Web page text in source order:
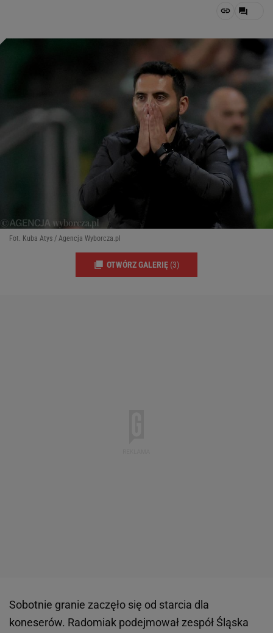
Fot. Kuba Atys / Agencja Wyborcza.pl
OTWÓRZ GALERIĘ (3)
Sobotnie granie zaczęło się od starcia dla
koneserów. Radomiak podejmował zespół Śląska